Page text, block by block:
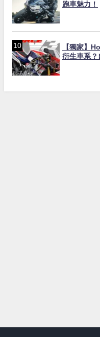
跑車魅力！
【獨家】
衍生車系？